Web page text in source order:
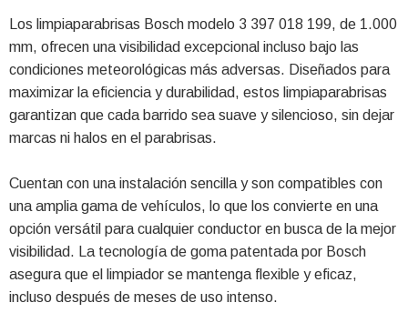
Los limpiaparabrisas Bosch modelo 3 397 018 199, de 1.000
mm, ofrecen una visibilidad excepcional incluso bajo las
condiciones meteorológicas más adversas. Diseñados para
maximizar la eficiencia y durabilidad, estos limpiaparabrisas
garantizan que cada barrido sea suave y silencioso, sin dejar
marcas ni halos en el parabrisas.
Cuentan con una instalación sencilla y son compatibles con
una amplia gama de vehículos, lo que los convierte en una
opción versátil para cualquier conductor en busca de la mejor
visibilidad. La tecnología de goma patentada por Bosch
asegura que el limpiador se mantenga flexible y eficaz,
incluso después de meses de uso intenso.